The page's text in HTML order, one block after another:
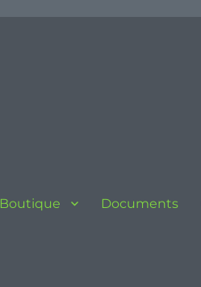
Boutique Documents